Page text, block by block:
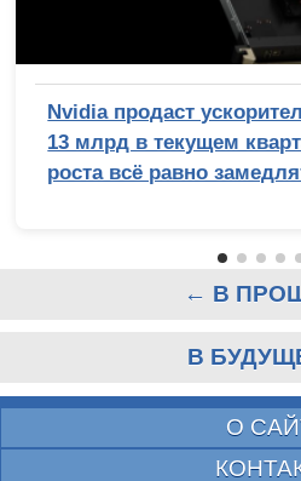
Nvidia продаст
13 млрд в текущем
роста всё равно
← В
В
О